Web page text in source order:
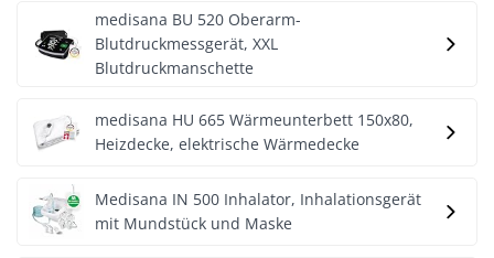
medisana BU 520 Oberarm-
Blutdruckmessgerät, XXL
Blutdruckmanschette
medisana HU 665 Wärmeunterbett 150x80,
Heizdecke, elektrische Wärmedecke
Medisana IN 500 Inhalator, Inhalationsgerät
mit Mundstück und Maske